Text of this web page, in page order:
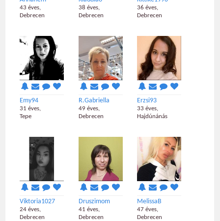
43 éves,
Debrecen
38 éves,
Debrecen
36 éves,
Debrecen
Emy94
31 éves,
Tepe
R.Gabriella
49 éves,
Debrecen
Erzsi93
33 éves,
Hajdúnánás
Viktoria1027
24 éves,
Debrecen
Druszimom
41 éves,
Debrecen
MelissaB
47 éves,
Debrecen